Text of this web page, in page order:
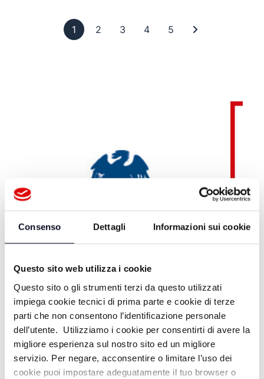
Consenso Dettagli Informazioni sui cookie
Questo sito web utilizza i cookie
Questo sito o gli strumenti terzi da questo utilizzati
impiega cookie tecnici di prima parte e cookie di terze
parti che non consentono l’identificazione personale
dell’utente. Utilizziamo i cookie per consentirti di avere la
migliore esperienza sul nostro sito ed un migliore
servizio. Per negare, acconsentire o limitare l’uso dei
cookie puoi impostare adeguatamente il tuo browser o
1 Pagina 1
2 Pagina 2
3 Pagina 3
4Pagina 4
5 Pagina 5
Teleromagna OnDemand